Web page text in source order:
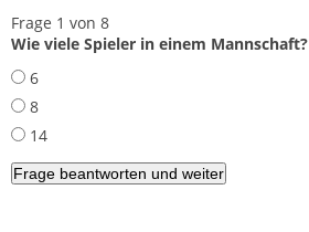
Frage 1 von 8
Wie viele Spieler in einem Mannschaft?
6
8
14